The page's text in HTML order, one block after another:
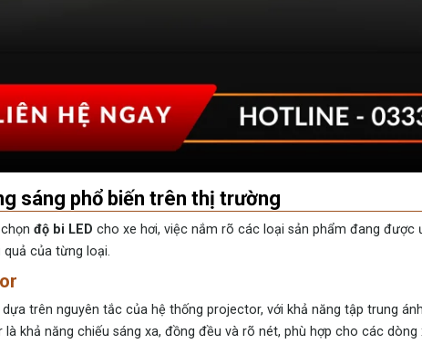
sáng phổ biến trên thị trường
độ bi LED cho xe hơi, việc nắm rõ các loại sản phẩm đang được
quả của từng loại.
trên nguyên tắc của hệ thống projector, với khả năng tập trung
khả năng chiếu sáng xa, đồng đều và rõ nét, phù hợp cho các